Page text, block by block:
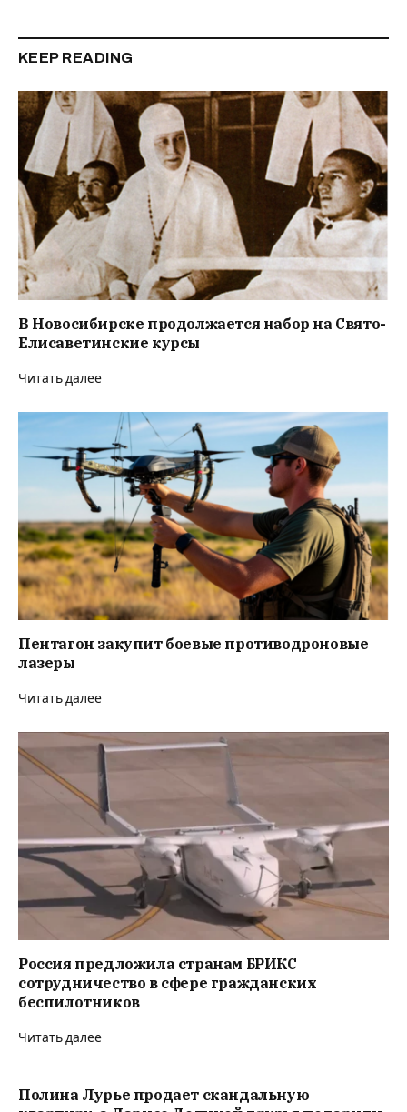
KEEP READING
В Новосибирске продолжается набор на Свято-
Елисаветинские курсы
Читать далее
Пентагон закупит боевые противодроновые
лазеры
Читать далее
Россия предложила странам БРИКС
сотрудничество в сфере гражданских
беспилотников
Читать далее
Полина Лурье продает скандальную